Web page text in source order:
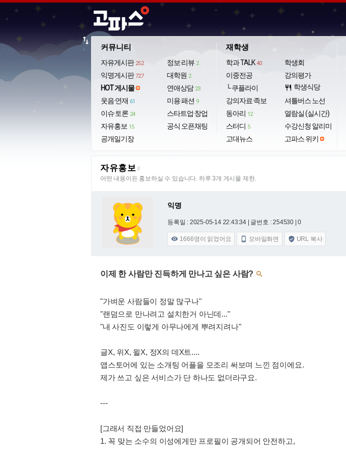
커뮤니티
자유게시판 252
익명게시판 727
HOT 게시물
웃음·연재 61
이슈·토론 24
자유홍보 15
공개일기장
정보·리뷰 2
대학원 2
연애상담 23
미용·패션 9
스타트업·창업
공식 오픈채팅
재학생
학과 TALK 40
이중전공
└ 쿠플라이
강의자료·족보
동아리 12
스터디 5
고대뉴스
학생회
강의평가
restaurant 학생식당
셔틀버스 노선
열람실 (실시간)
수강신청 알리미
고파스 위키
import_export
자유홍보 F
어떤 내용이든 홍보하실 수 있습니다. 하루 3개 게시물 제한.
익명
등록일 : 2025-05-14 22:43:34 | 글번호 : 254530 | 0
 1666명이 읽었어요  모바일화면  URL 복사
이제 한 사람만 진득하게 만나고 싶은 사람? 
"가벼운 사람들이 정말 많구나"
"랜덤으로 만나려고 설치한거 아닌데..."
"내 사진도 이렇게 아무나에게 뿌려지려나"
글X, 위X, 윌X, 정X의 데X트....
앱스토어에 있는 소개팅 어플을 모조리 써보며 느낀 점이에요.
제가 쓰고 싶은 서비스가 단 하나도 없더라구요.
---
[그래서 직접 만들었어요]
1. 꼭 맞는 소수의 이성에게만 프로필이 공개되어 안전하고,